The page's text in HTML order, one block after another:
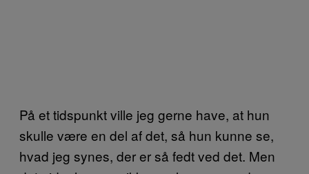
På et tidspunkt ville jeg gerne have, at hun
skulle være en del af det, så hun kunne se,
hvad jeg synes, der er så fedt ved det. Men